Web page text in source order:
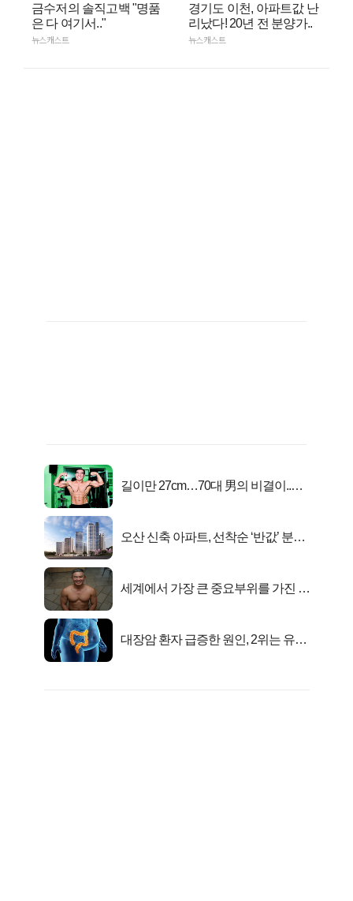
금수저의 솔직고백 "명품
은 다 여기서.."
뉴스캐스트
경기도 이천, 아파트값 난
리났다! 20년 전 분양가..
뉴스캐스트
길이만 27cm…70대 男의 비결이..충
오산 신축 아파트, 선착순 ‘반값’ 분양
세계에서 가장 큰 중요부위를 가진 남
대장암 환자 급증한 원인, 2위는 유산